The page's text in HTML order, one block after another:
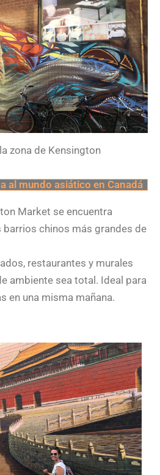
zona de Kensington
al mundo asiático en Canadá
Market se encuentra
barrios chinos más grandes de
restaurantes y murales
ambiente sea total. Ideal para
en una misma mañana.